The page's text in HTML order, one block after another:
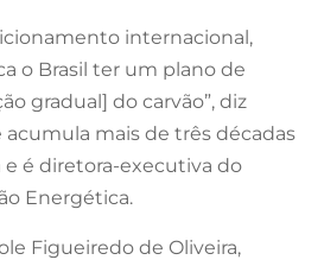
internacional,
o Brasil ter um plano de
gradual] do carvão”, diz
acumula mais de três décadas
é diretora-executiva do
Energética.
Figueiredo de Oliveira,